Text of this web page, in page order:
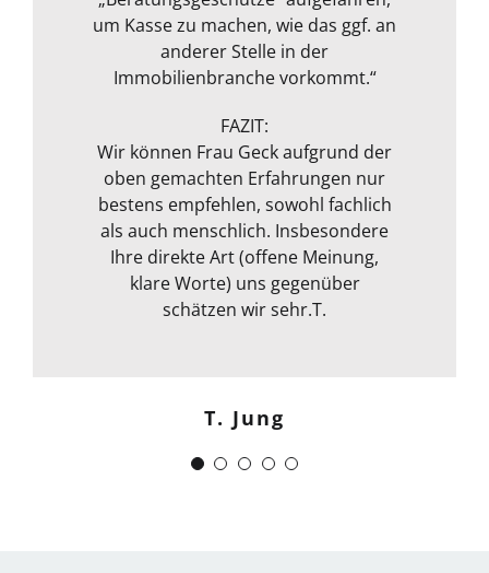
um Kasse zu machen, wie das ggf. an
anderer Stelle in der
Immobilienbranche vorkommt.“
FAZIT:
Wir können Frau Geck aufgrund der
oben gemachten Erfahrungen nur
bestens empfehlen, sowohl fachlich
als auch menschlich. Insbesondere
Ihre direkte Art (offene Meinung,
klare Worte) uns gegenüber
schätzen wir sehr.T.
T. Jung
und bewertet. Ausgestattet mit
Messgerät zur Feuchtmessung
entgeht ihrem geschultem Auge
angeboten wird, rundet sie durch
ihre fachliche Kompetenz ab. Termin
war auch sehr kurzfristig und
spontan machbar. Die
Kommunikation war auch bestens .
Egal ob email Telefon etc… Alles in
allem kann ich sie nur
weiterempfehlen. Weiter so !
J. Schwaber
rundeten das Paket zum
transparenten Preis ab! Vielen
Dank!“
Frank Dettenbach